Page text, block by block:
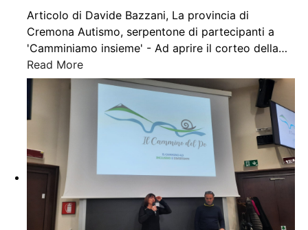
Articolo di Davide Bazzani, La provincia di
Cremona Autismo, serpentone di partecipanti a
'Camminiamo insieme' - Ad aprire il corteo della…
Read More